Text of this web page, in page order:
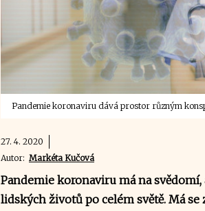
Pandemie koronaviru dává prostor různým
27. 4. 2020
Autor: Markéta Kučová
Pandemie koronaviru má na
lidských životů po celém světě. Má